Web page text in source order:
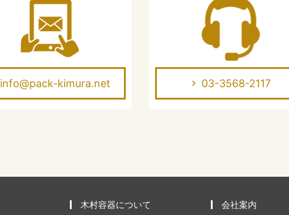
info@pack-kimura.net 03-3568-2117
木村容器について 会社案内